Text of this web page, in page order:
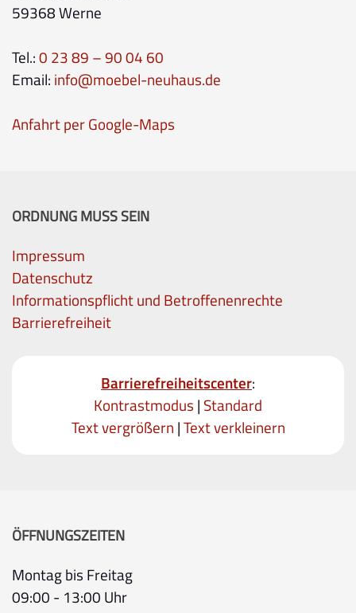
59368 Werne
Tel.:0 23 89 – 90 04 60
Email: info@moebel-neuhaus.de
Anfahrt per Google-Maps
ORDNUNG MUSS SEIN
Impressum
Datenschutz
Informationspflicht und Betroffenenrechte
Barrierefreiheit
Barrierefreiheitscenter:
Kontrastmodus | Standard
Text vergrößern |Text verkleinern
ÖFFNUNGSZEITEN
Montag bis Freitag
09:00 - 13:00 Uhr